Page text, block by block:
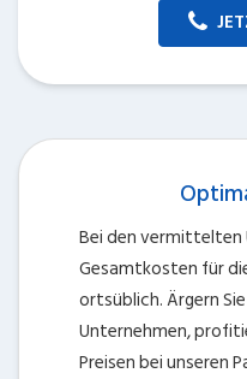
Bei den vermittelten
Gesamtkosten für
ortsüblich. Ärgern
Unternehmen,
Preisen bei unseren